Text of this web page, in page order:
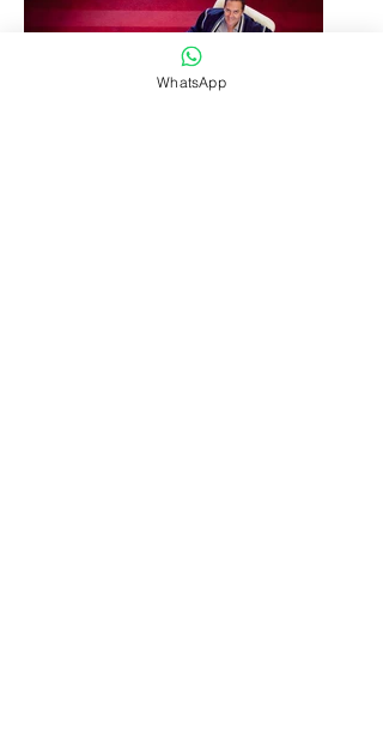
WhatsApp